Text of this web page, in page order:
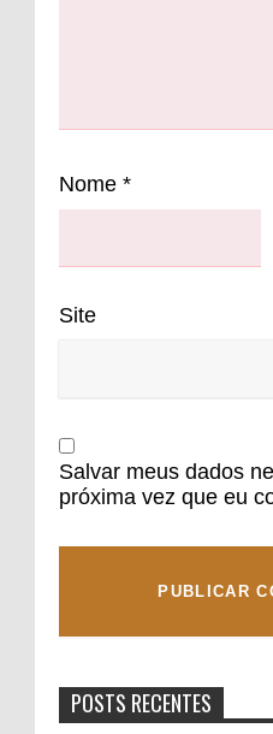
Nome *
Site
Salvar meus dados
próxima vez que eu
POSTS RECENTES